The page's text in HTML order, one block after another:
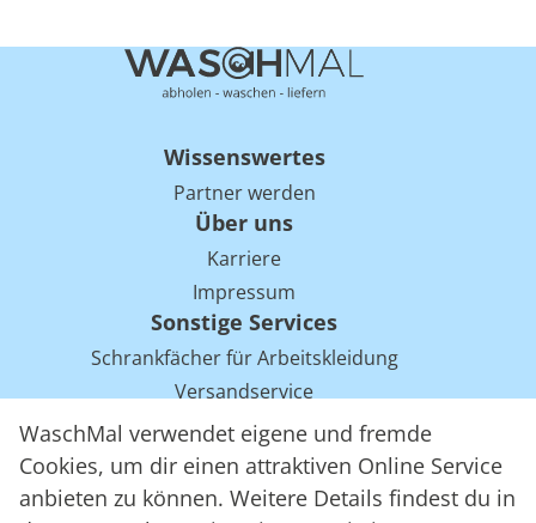
WaschMal verwendet eigene und fremde
Cookies, um dir einen attraktiven Online Service
anbieten zu können. Weitere Details findest du in
Wissenswertes
Partner werden
Über uns
Karriere
Impressum
Sonstige Services
Schrankfächer für Arbeitskleidung
Versandservice
Einsparpotentiale für Mietwäsche bei Arbeitskleidung
Arbeitskleidung Tracking mit RFID